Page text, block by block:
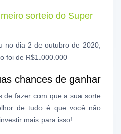
sorteio do Super
no dia 2 de outubro de 2020,
foi de R$1.000.000
chances de ganhar
de fazer com que a sua sorte
de tudo é que você não
mais para isso!